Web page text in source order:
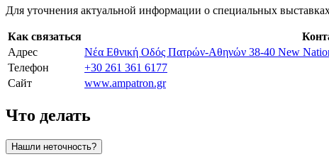
Для уточнения актуальной информации о специальных
Как связаться
Адрес
Νέα Εθνική Οδός Πατρών-Αθηνών 38-40 New
Телефон
+30 261 361 6177
Сайт
www.ampatron.gr
Что делать
Нашли неточность?